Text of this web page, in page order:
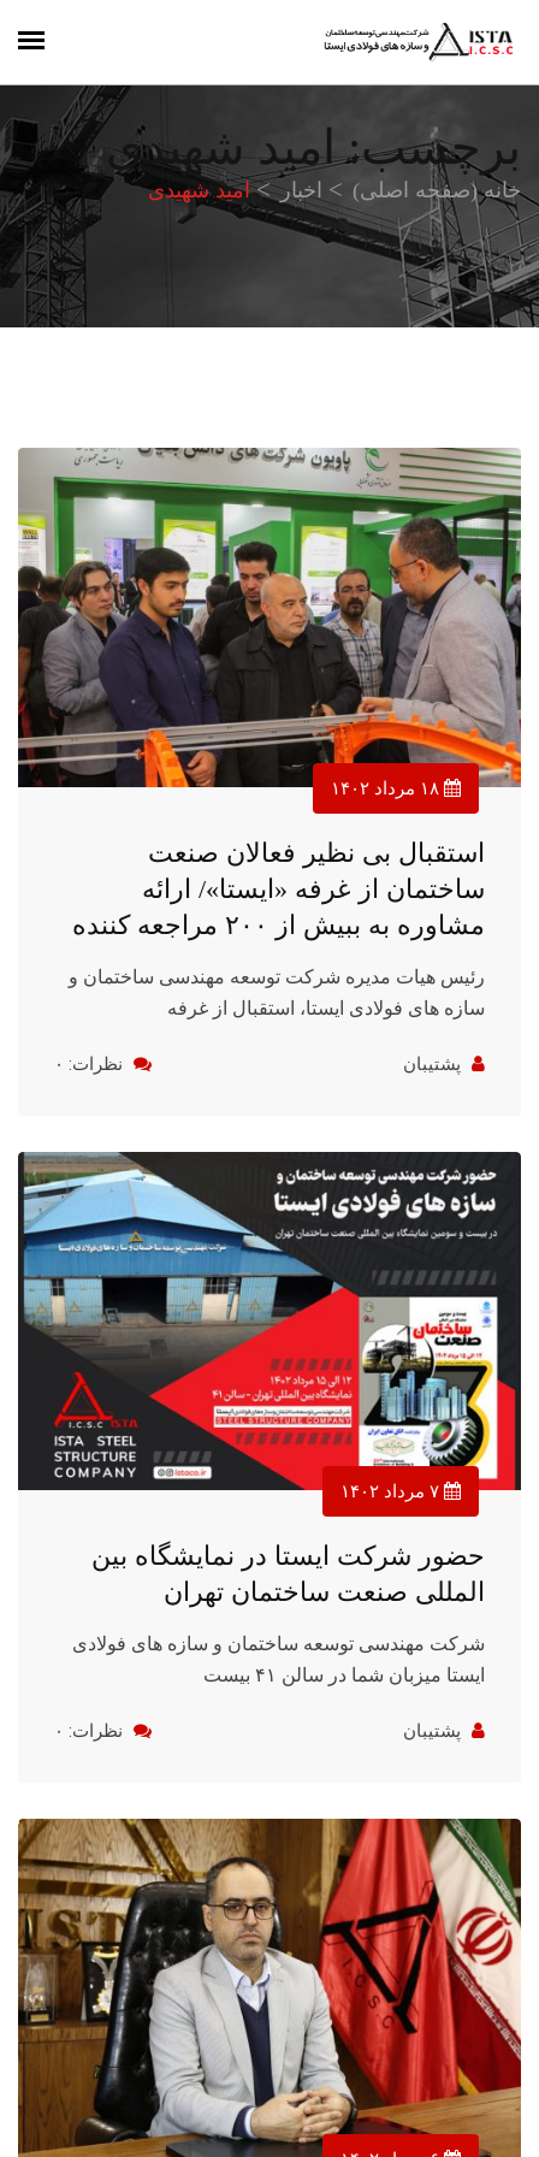
برچسب:امید شهیدی
خانه (صفحه اصلی) اخبار امید شهیدی
استقبال بی نظیر فعالان صنعت
ساختمان از غرفه «ایستا»/ ارائه
مشاوره به ببیش از ۲۰۰ مراجعه کننده
رئیس هیات مدیره شرکت توسعه مهندسی ساختمان و
سازه های فولادی ایستا، استقبال از غرفه
پشتیبان نظرات: ۰
حضور شرکت ایستا در نمایشگاه بین
المللی صنعت ساختمان تهران
شرکت مهندسی توسعه ساختمان و سازه های فولادی
ایستا میزبان شما در سالن ۴۱ بیست
پشتیبان نظرات: ۰